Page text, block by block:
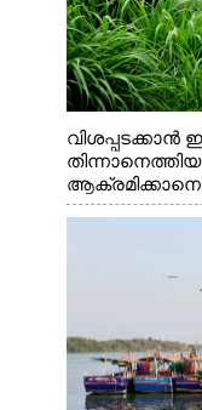
വിശപ്പടക്കാൻ
എറണാകുളം